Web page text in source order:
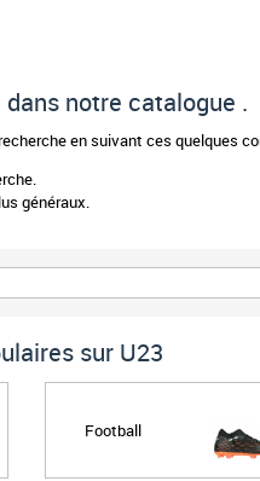
notre catalogue .
en suivant ces quelques
généraux.
sur U23
Football